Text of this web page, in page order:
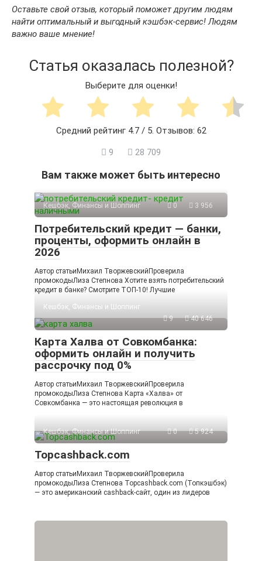
Оставьте свой отзыв, который поможет другим людям
найти оптимальный и выгодный кэшбэк-сервис! Людям
важно ваше мнение!
Статья оказалась полезной?
Выберите для оценки!
Средний рейтинг 4.7/ 5. Отзывов: 62
9 28 709
Вам также может быть интересно
Кешбэк, Финансы и Шоппинг 0 3 956
Потребительский кредит — банки,
проценты, оформить онлайн в
2026
Автор статьиМихаил ТворжевскийПроверила
промокодыЛиза Степнова Хотите взять потребительский
кредит в банке? Смотрите ТОП-10! Лучшие
Кешбэк, Финансы и Шоппинг
9
40 646
Карта Халва от Совкомбанка:
оформить онлайн и получить
рассрочку под 0%
Автор статьиМихаил ТворжевскийПроверила
промокодыЛиза Степнова Карта «Халва» от
Совкомбанка — это настоящая революция в
Кешбэк, Финансы и Шоппинг 0 5 924
Topcashback.com
Автор статьиМихаил ТворжевскийПроверила
промокодыЛиза Степнова Topcashback.com (Топкэшбэк)
— это американский cashback-сайт, один из лидеров